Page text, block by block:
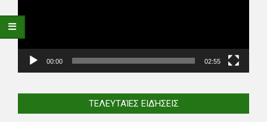
00:00 02:55
ΤΕΛΕΥΤΑΊΕΣ ΕΙΔΉΣΕΙΣ